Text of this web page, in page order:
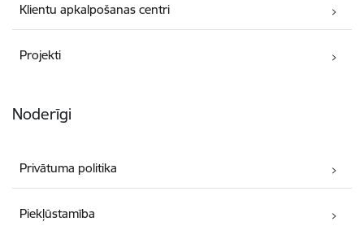
Klientu apkalpošanas centri
Projekti
Noderīgi
Privātuma politika
Piekļūstamība